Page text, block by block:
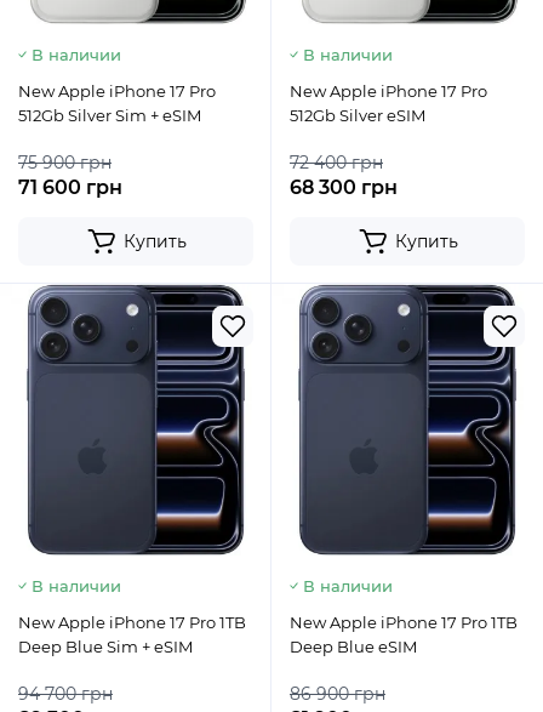
В наличии
New Apple iPhone 17 Pro
512Gb Silver Sim + eSIM
75 900 грн
71 600 грн
Купить
В наличии
New Apple iPhone 17 Pro
512Gb Silver eSIM
72 400 грн
68 300 грн
Купить
В наличии
New Apple iPhone 17 Pro 1TB
Deep Blue Sim + eSIM
94 700 грн
В наличии
New Apple iPhone 17 Pro 1TB
Deep Blue eSIM
86 900 грн